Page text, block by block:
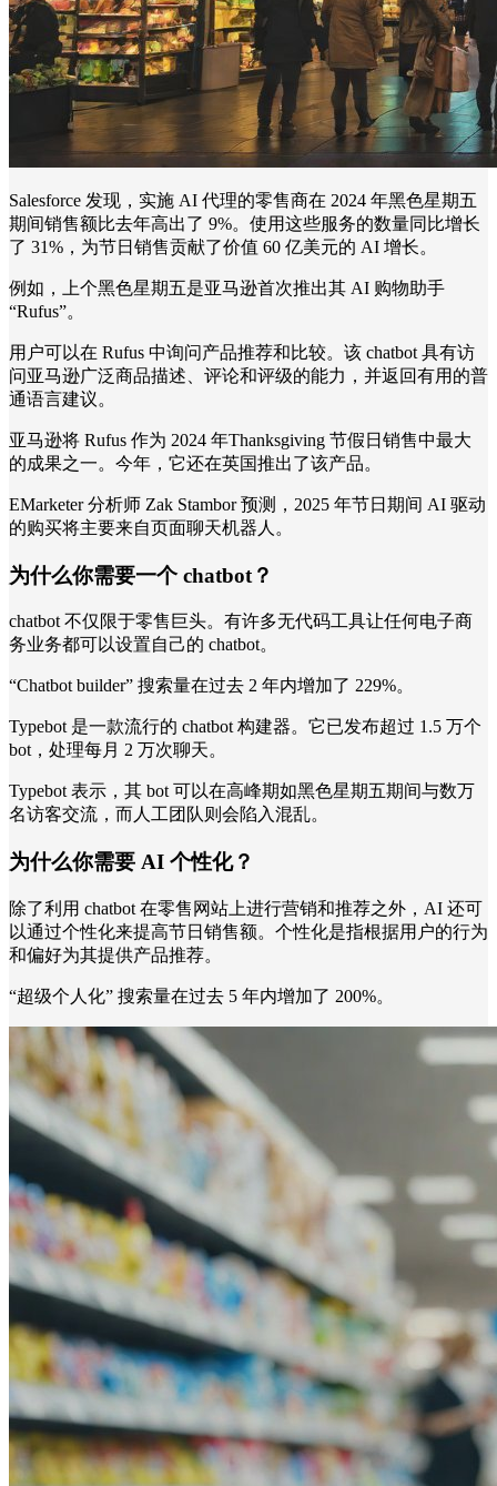
Salesforce 发现，实施 AI 代理的零售商在 2024 年黑色星期五
期间销售额比去年高出了 9%。使用这些服务的数量同比增长
了 31%，为节日销售贡献了价值 60 亿美元的 AI 增长。
例如，上个黑色星期五是亚马逊首次推出其 AI 购物助手
“Rufus”。
用户可以在 Rufus 中询问产品推荐和比较。该 chatbot 具有访
问亚马逊广泛商品描述、评论和评级的能力，并返回有用的普
通语言建议。
亚马逊将 Rufus 作为 2024 年Thanksgiving 节假日销售中最大
的成果之一。今年，它还在英国推出了该产品。
EMarketer 分析师 Zak Stambor 预测，2025 年节日期间 AI 驱动
的购买将主要来自页面聊天机器人。
为什么你需要一个 chatbot？
chatbot 不仅限于零售巨头。有许多无代码工具让任何电子商
务业务都可以设置自己的 chatbot。
“Chatbot builder” 搜索量在过去 2 年内增加了 229%。
Typebot 是一款流行的 chatbot 构建器。它已发布超过 1.5 万个
bot，处理每月 2 万次聊天。
Typebot 表示，其 bot 可以在高峰期如黑色星期五期间与数万
名访客交流，而人工团队则会陷入混乱。
为什么你需要 AI 个性化？
除了利用 chatbot 在零售网站上进行营销和推荐之外，AI 还可
以通过个性化来提高节日销售额。个性化是指根据用户的行为
和偏好为其提供产品推荐。
“超级个人化” 搜索量在过去 5 年内增加了 200%。